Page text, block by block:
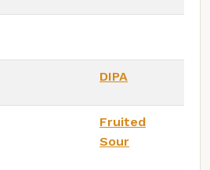
DIPA
Fruited
Sour